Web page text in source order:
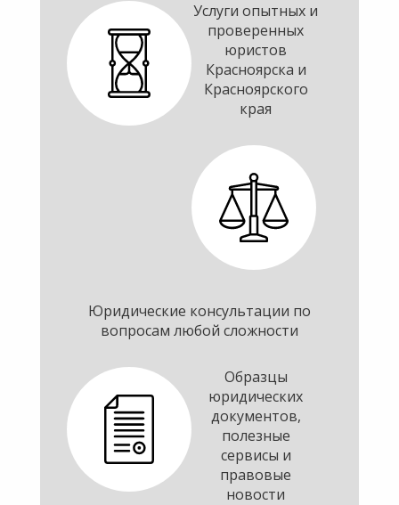
Услуги опытных и
проверенных
юристов
Красноярска и
Красноярского
края
Юридические консультации по
вопросам любой сложности
Образцы
юридических
документов,
полезные
сервисы и
правовые
новости